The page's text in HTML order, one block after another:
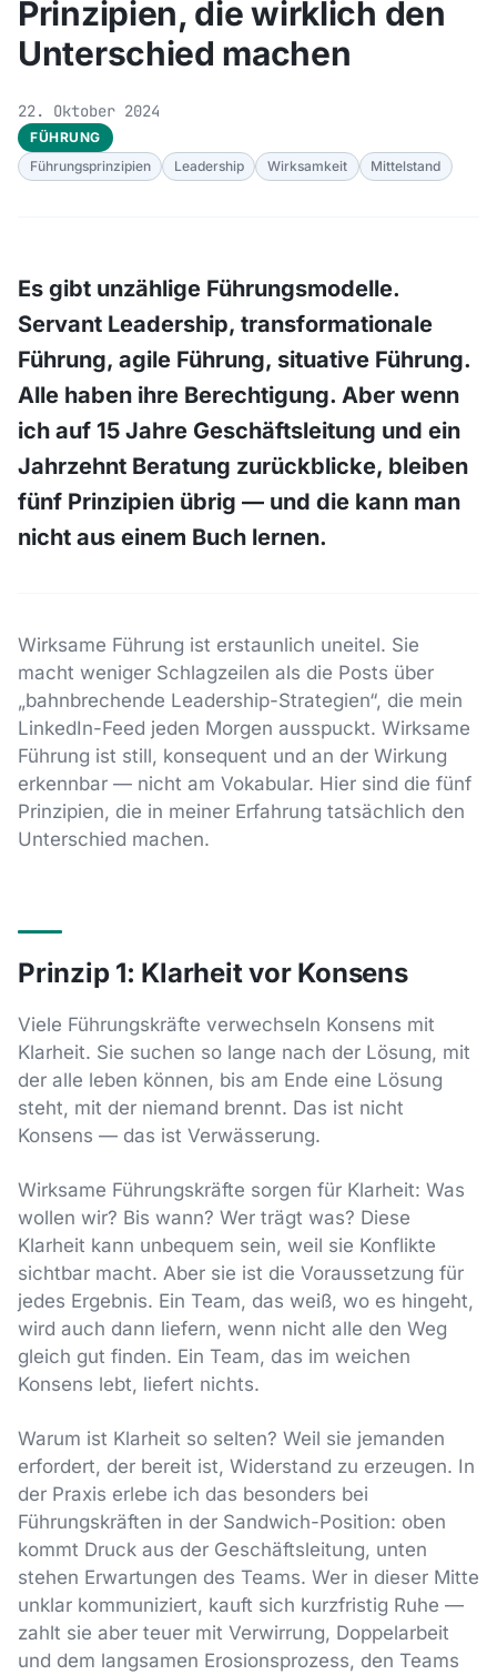
Prinzipien, die wirklich den
Unterschied machen
22. Oktober 2024
FÜHRUNG
Führungsprinzipien
Leadership Wirksamkeit Mittelstand
Es gibt unzählige Führungsmodelle.
Servant Leadership, transformationale
Führung, agile Führung, situative Führung.
Alle haben ihre Berechtigung. Aber wenn
ich auf 15 Jahre Geschäftsleitung und ein
Jahrzehnt Beratung zurückblicke, bleiben
fünf Prinzipien übrig — und die kann man
nicht aus einem Buch lernen.
Wirksame Führung ist erstaunlich uneitel. Sie
macht weniger Schlagzeilen als die Posts über
„bahnbrechende Leadership-Strategien“, die mein
LinkedIn-Feed jeden Morgen ausspuckt. Wirksame
Führung ist still, konsequent und an der Wirkung
erkennbar — nicht am Vokabular. Hier sind die fünf
Prinzipien, die in meiner Erfahrung tatsächlich den
Unterschied machen.
Prinzip 1: Klarheit vor Konsens
Viele Führungskräfte verwechseln Konsens mit
Klarheit. Sie suchen so lange nach der Lösung, mit
der alle leben können, bis am Ende eine Lösung
steht, mit der niemand brennt. Das ist nicht
Konsens — das ist Verwässerung.
Wirksame Führungskräfte sorgen für Klarheit: Was
wollen wir? Bis wann? Wer trägt was? Diese
Klarheit kann unbequem sein, weil sie Konflikte
sichtbar macht. Aber sie ist die Voraussetzung für
jedes Ergebnis. Ein Team, das weiß, wo es hingeht,
wird auch dann liefern, wenn nicht alle den Weg
gleich gut finden. Ein Team, das im weichen
Konsens lebt, liefert nichts.
Warum ist Klarheit so selten? Weil sie jemanden
erfordert, der bereit ist, Widerstand zu erzeugen. In
der Praxis erlebe ich das besonders bei
Führungskräften in der Sandwich-Position: oben
kommt Druck aus der Geschäftsleitung, unten
stehen Erwartungen des Teams. Wer in dieser Mitte
unklar kommuniziert, kauft sich kurzfristig Ruhe —
zahlt sie aber teuer mit Verwirrung, Doppelarbeit
und dem langsamen Erosionsprozess, den Teams